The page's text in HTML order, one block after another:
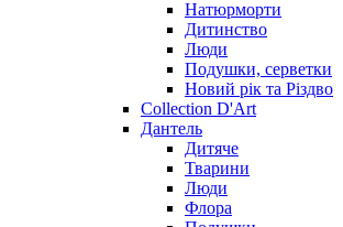
Натюрморти
Дитинство
Люди
Подушки, серветки
Новий рік та Різдво
Collection D'Art
Дантель
Дитяче
Тварини
Люди
Флора